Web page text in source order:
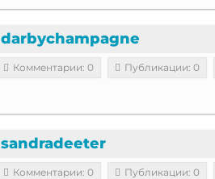
darbychampagne
Комментарии: 0 Публикации: 0
sandradeeter
Комментарии: 0 Публикации: 0